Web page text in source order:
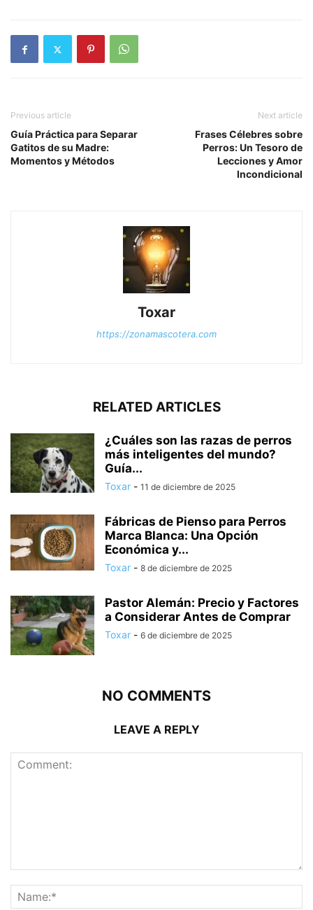
Previous article
Guía Práctica para Separar
Gatitos de su Madre:
Momentos y Métodos
Next article
Frases Célebres sobre
Perros: Un Tesoro de
Lecciones y Amor
Incondicional
Toxar
https://zonamascotera.com
RELATED ARTICLES
¿Cuáles son las razas de perros
más inteligentes del mundo?
Guía...
Toxar - 11 de diciembre de 2025
Fábricas de Pienso para Perros
Marca Blanca: Una Opción
Económica y...
Toxar - 8 de diciembre de 2025
Pastor Alemán: Precio y Factores
a Considerar Antes de Comprar
Toxar - 6 de diciembre de 2025
NO COMMENTS
LEAVE A REPLY